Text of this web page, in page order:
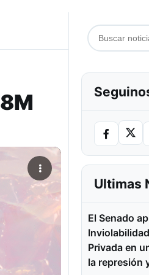
Ultimas
El Senado
Privada en
la represión